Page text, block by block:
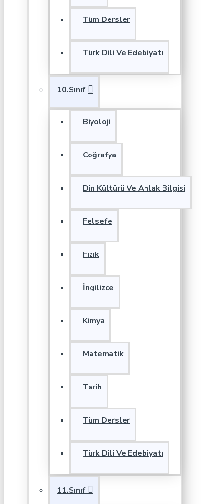
Tüm Dersler
Türk Dili Ve Edebiyatı
10.Sınıf
Biyoloji
Coğrafya
Din Kültürü Ve Ahlak Bilgisi
Felsefe
Fizik
İngilizce
Kimya
Matematik
Tarih
Tüm Dersler
Türk Dili Ve Edebiyatı
11.Sınıf